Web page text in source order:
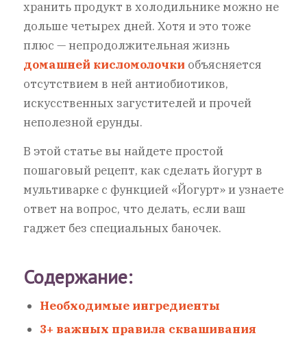
хранить продукт в холодильнике можно не
дольше четырех дней. Хотя и это тоже
плюс — непродолжительная жизнь
домашней кисломолочки объясняется
отсутствием в ней антиобиотиков,
искусственных загустителей и прочей
неполезной ерунды.
В этой статье вы найдете простой
пошаговый рецепт, как сделать йогурт в
мультиварке с функцией «Йогурт» и узнаете
ответ на вопрос, что делать, если ваш
гаджет без специальных баночек.
Содержание:
Необходимые ингредиенты
3+ важных правила сквашивания